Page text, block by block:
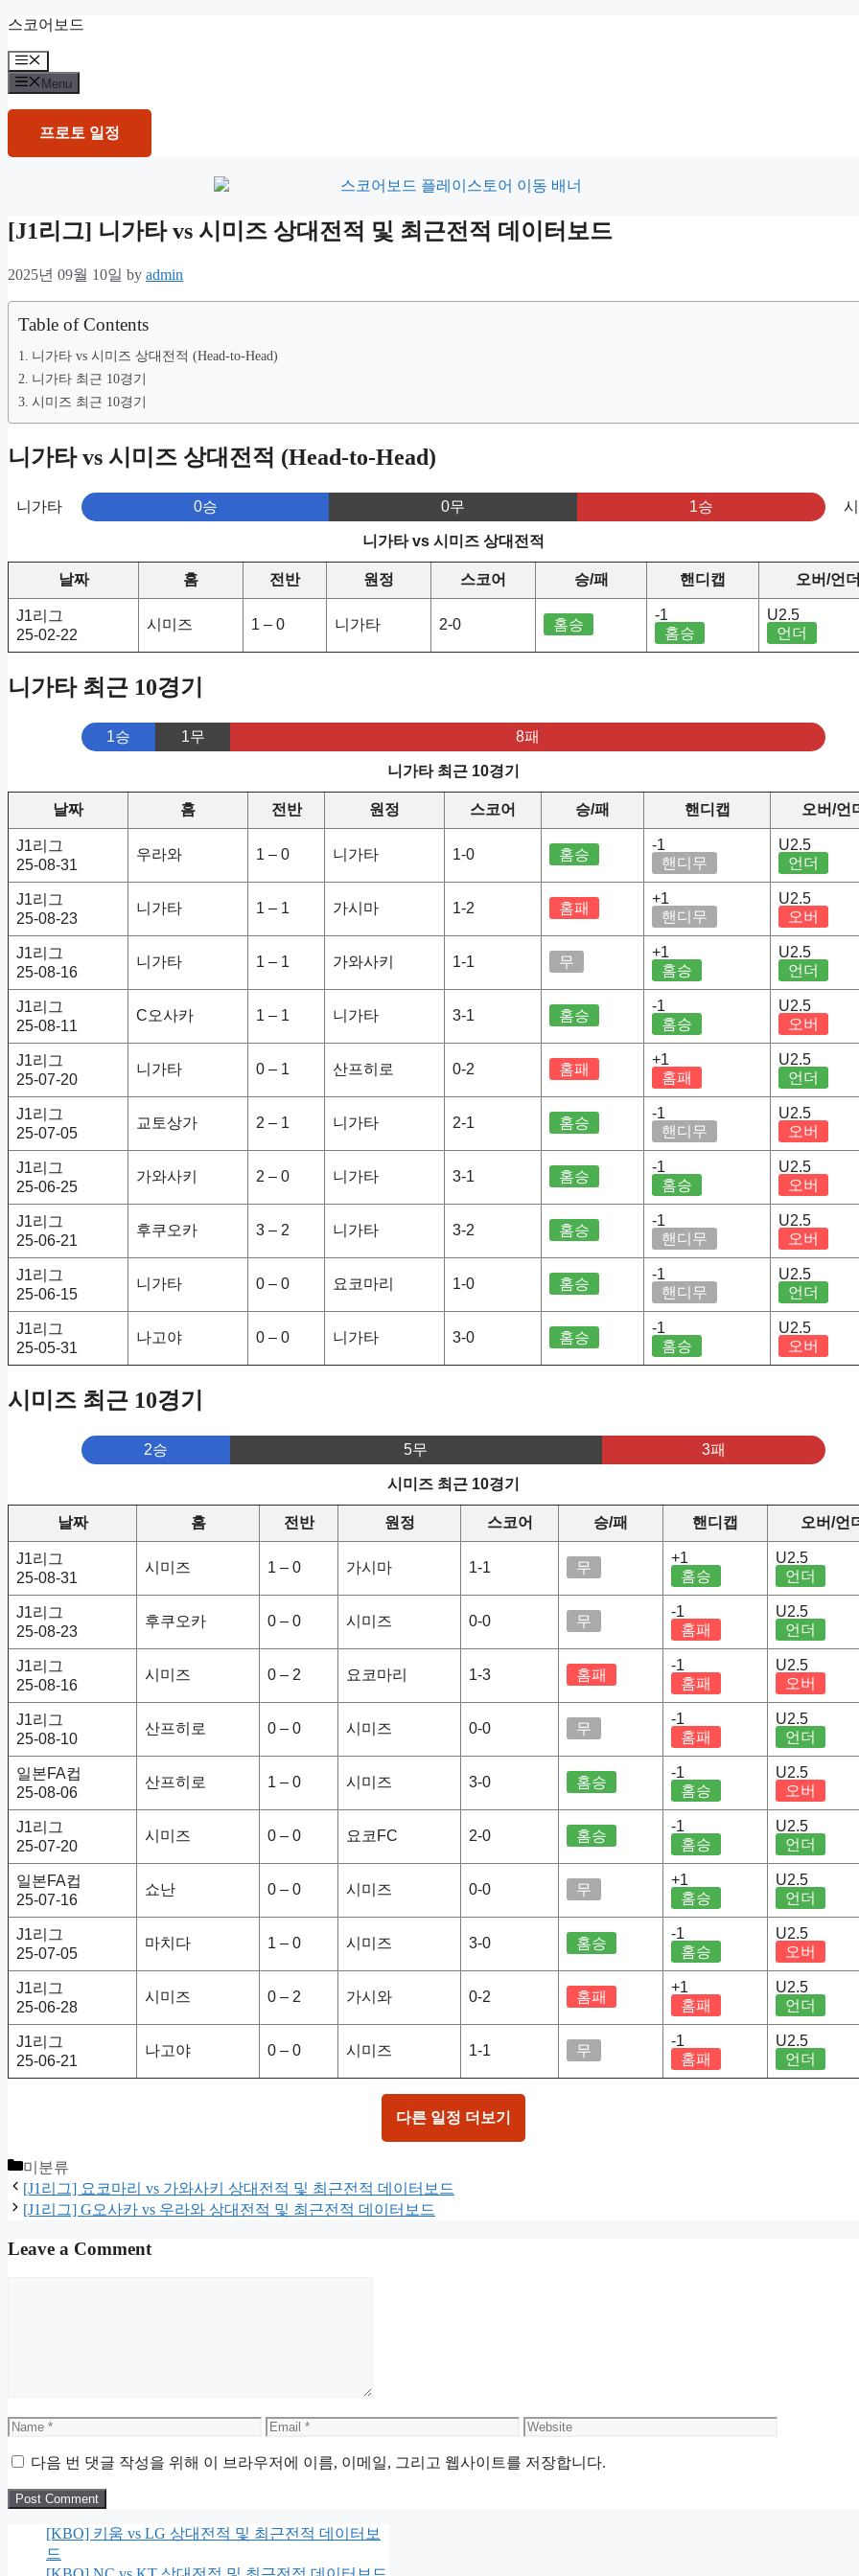
Skip
content
스코어보드
Menu
Menu
프로토 일정
[J1리그] 니가타 vs 시미즈 상대전적 및 최근전적 데이터보드
2025년 09월 10일 by admin
Table of Contents
니가타 vs 시미즈 상대전적 (Head-to-Head)
니가타 최근 10경기
시미즈 최근 10경기
니가타 vs 시미즈 상대전적 (Head-to-Head)
니가타 0승 0무 1승
니가타 vs 시미즈 상대전적
날짜 홈 전반 원정 스코어 승/패 핸디캡 오버/언
J1리그
25-02-22
시미즈 1 – 0 니가타 2-0 홈승
-1
홈승
U2.5
언더
니가타 최근 10경기
1승 1무 8패
니가타 최근 10경기
날짜 홈 전반 원정 스코어 승/패 핸디캡 오버/언
J1리그
25-08-31
우라와 1 – 0 니가타 1-0 홈승
-1
핸디무
U2.5
언더
J1리그
25-08-23
니가타 1 – 1 가시마 1-2 홈패
+1
핸디무
U2.5
오버
J1리그
25-08-16
니가타 1 – 1 가와사키 1-1 무
+1
홈승
U2.5
언더
J1리그
25-08-11
C오사카 1 – 1 니가타 3-1 홈승
-1
홈승
U2.5
오버
J1리그
25-07-20
니가타 0 – 1 산프히로 0-2 홈패
+1
홈패
U2.5
언더
J1리그
25-07-05
교토상가 2 – 1 니가타 2-1 홈승
-1
핸디무
U2.5
오버
J1리그
25-06-25
가와사키 2 – 0 니가타 3-1 홈승
-1
홈승
U2.5
오버
J1리그
25-06-21
후쿠오카 3 – 2 니가타 3-2 홈승
-1
핸디무
U2.5
오버
J1리그
25-06-15
니가타 0 – 0 요코마리 1-0 홈승
-1
핸디무
U2.5
언더
J1리그
25-05-31
나고야 0 – 0 니가타 3-0 홈승
-1
홈승
U2.5
오버
시미즈 최근 10경기
2승 5무 3패
시미즈 최근 10경기
날짜 홈 전반 원정 스코어 승/패 핸디캡 오버/언
J1리그
25-08-31
시미즈 1 – 0 가시마 1-1 무
+1
홈승
U2.5
언더
J1리그
25-08-23
후쿠오카 0 – 0 시미즈 0-0 무
-1
홈패
U2.5
언더
J1리그
25-08-16
시미즈 0 – 2 요코마리 1-3 홈패
-1
홈패
U2.5
오버
J1리그
25-08-10
산프히로 0 – 0 시미즈 0-0 무
-1
홈패
U2.5
언더
일본FA컵
25-08-06
산프히로 1 – 0 시미즈 3-0 홈승
-1
홈승
U2.5
오버
J1리그
25-07-20
시미즈 0 – 0 요코FC 2-0 홈승
-1
홈승
U2.5
언더
일본FA컵
25-07-16
쇼난 0 – 0 시미즈 0-0 무
+1
홈승
U2.5
언더
J1리그
25-07-05
마치다 1 – 0 시미즈 3-0 홈승
-1
홈승
U2.5
오버
J1리그
25-06-28
시미즈 0 – 2 가시와 0-2 홈패
+1
홈패
U2.5
언더
J1리그
25-06-21
나고야 0 – 0 시미즈 1-1 무
-1
홈패
U2.5
언더
다른 일정 더보기
Categories
미분류
[J1리그] 요코마리 vs 가와사키 상대전적 및 최근전적 데이터보드
[J1리그] G오사카 vs 우라와 상대전적 및 최근전적 데이터보드
Leave a Comment
Name Email Website
다음 번 댓글 작성을 위해 이 브라우저에 이름, 이메일, 그리고 웹사이트를 저장합니다.
[KBO] 키움 vs LG 상대전적 및 최근전적 데이터보
드